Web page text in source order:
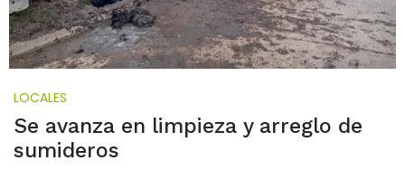
LOCALES
Se avanza en limpieza y arreglo de
sumideros